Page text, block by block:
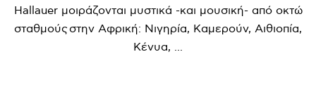
Hallauer μοιράζονται μυστικά -και μουσική- από οκτώ
σταθμούς στην Αφρική: Νιγηρία, Καμερούν, Αιθιοπία,
Κένυα, ...